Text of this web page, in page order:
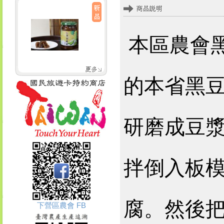
下營區農會 FB
本區農會
的本省黑
研磨成豆
拌倒入板
腐。然後